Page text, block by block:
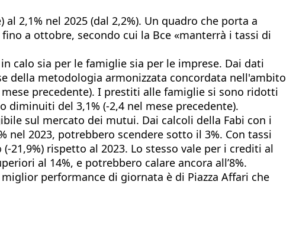
2,1% nel 2025 (dal 2,2%). Un quadro che porta a
a ottobre, secondo cui la Bce «manterrà i tassi di
calo sia per le famiglie sia per le imprese. Dai dati
della metodologia armonizzata concordata nell'ambito
precedente). I prestiti alle famiglie si sono ridotti
diminuiti del 3,1% (-2,4 nel mese precedente).
sul mercato dei mutui. Dai calcoli della Fabi con i
nel 2023, potrebbero scendere sotto il 3%. Con tassi
rispetto al 2023. Lo stesso vale per i crediti al
al 14%, e potrebbero calare ancora all’8%.
performance di giornata è di Piazza Affari che